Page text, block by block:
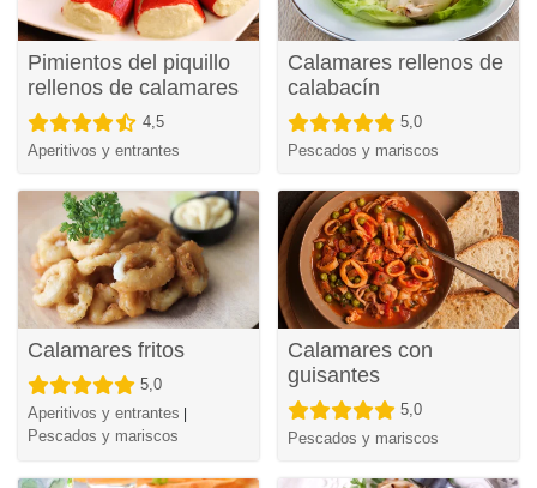
Pimientos del piquillo
rellenos de calamares
4,5
Aperitivos y entrantes
Calamares rellenos de
calabacín
5,0
Pescados y mariscos
Calamares fritos
5,0
Aperitivos y entrantes
Pescados y mariscos
Calamares con
guisantes
5,0
Pescados y mariscos